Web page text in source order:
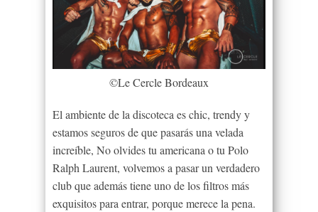
©Le Cercle Bordeaux
El ambiente de la discoteca es chic, trendy y
estamos seguros de que pasarás una velada
increíble, No olvides tu americana o tu Polo
Ralph Laurent, volvemos a pasar un verdadero
club que además tiene uno de los filtros más
exquisitos para entrar, porque merece la pena.